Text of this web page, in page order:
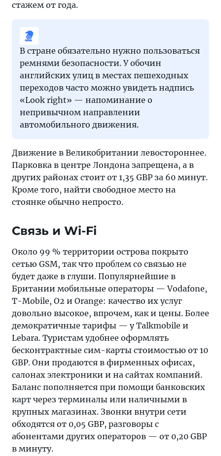
стажем от года.
В стране обязательно нужно пользоваться
ремнями безопасности. У обочин
английских улиц в местах пешеходных
переходов часто можно увидеть надпись
«Look right» — напоминание о
непривычном направлении
автомобильного движения.
Движение в Великобритании левостороннее.
Парковка в центре Лондона запрещена, а в
других районах стоит от 1,35 GBP за 60 минут.
Кроме того, найти свободное место на
стоянке обычно непросто.
Связь и Wi-Fi
Около 99 % территории острова покрыто
сетью GSM, так что проблем со связью не
будет даже в глуши. Популярнейшие в
Британии мобильные операторы — Vodafone,
T-Mobile, O2 и Orange: качество их услуг
довольно высокое, впрочем, как и цены. Более
демократичные тарифы — у Talkmobile и
Lebara. Туристам удобнее оформлять
бесконтрактные сим-карты стоимостью от 10
GBP. Они продаются в фирменных офисах,
салонах электроники и на сайтах компаний.
Баланс пополняется при помощи банковских
карт через терминалы или наличными в
крупных магазинах. Звонки внутри сети
обходятся от 0,05 GBP, разговоры с
абонентами других операторов — от 0,20 GBP
в минуту.